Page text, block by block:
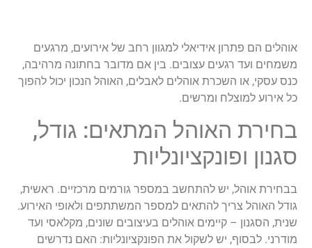
אוהלים הם פתרון אידיאלי למגוון רחב של אירועים, מרגעים
משמחים ועד רגעים עצובים. בין אם מדובר בחתונה מרהיבה,
כנס עסקי, או השכרת אוהלים לאבלים, האוהל הנכון יכול להפוך
כל אירוע למוצלח ומרשים.
בחירת האוהל המתאים: גודל,
סגנון ופונקציונליות
בבחירת אוהל, יש להתחשב במספר גורמים מרכזיים. ראשית,
גודל האוהל צריך להתאים למספר המשתתפים ולאופי האירוע.
שנית, הסגנון – קיימים אוהלים בעיצובים שונים, מקלאסי ועד
מודרני. לבסוף, יש לשקול את הפונקציונליות: האם נדרשים